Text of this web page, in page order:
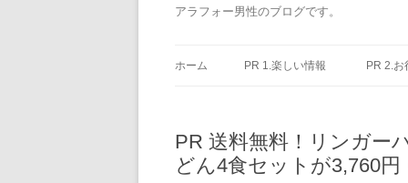
へ
ス
アラフォー男性のブログです。
ホーム PR 1.楽しい情報 PR 2.お
PR 送料無料！リンガー
どん4食セットが3,760円